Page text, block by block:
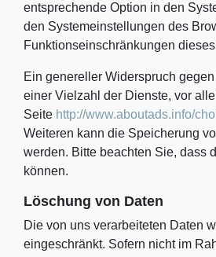
entsprechende Option in den
den Systemeinstellungen des
Funktionseinschränkungen
Ein genereller Widerspruch
einer Vielzahl der Dienste, vor
Seite http://www.aboutads.info/
Weiteren kann die Speicherung
werden. Bitte beachten Sie, dass
können.
Löschung von Daten
Die von uns verarbeiteten Daten
eingeschränkt. Sofern nicht im